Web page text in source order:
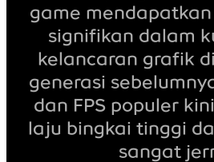
game
signifikan dalam
kelancaran grafik
generasi
dan FPS populer
laju bingkai tinggi
sangat